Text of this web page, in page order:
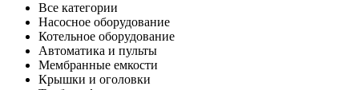
Все категории
Насосное оборудование
Котельное оборудование
Автоматика и пульты
Мембранные емкости
Крышки и оголовки